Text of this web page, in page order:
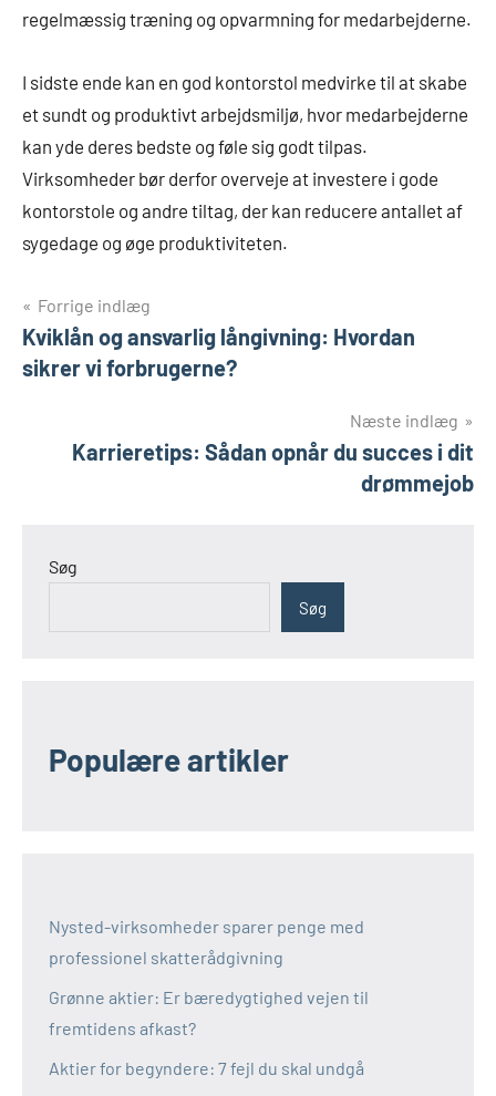
regelmæssig træning og opvarmning for medarbejderne.
I sidste ende kan en god kontorstol medvirke til at skabe
et sundt og produktivt arbejdsmiljø, hvor medarbejderne
kan yde deres bedste og føle sig godt tilpas.
Virksomheder bør derfor overveje at investere i gode
kontorstole og andre tiltag, der kan reducere antallet af
sygedage og øge produktiviteten.
Indlægsnavigation
Forrige indlæg
Kviklån og ansvarlig långivning: Hvordan
sikrer vi forbrugerne?
Næste indlæg
Karrieretips: Sådan opnår du succes i dit
drømmejob
Søg
Søg
Populære artikler
Nysted-virksomheder sparer penge med
professionel skatterådgivning
Grønne aktier: Er bæredygtighed vejen til
fremtidens afkast?
Aktier for begyndere: 7 fejl du skal undgå